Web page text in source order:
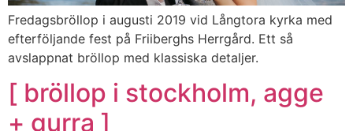
Fredagsbröllop i augusti 2019 vid Långtora kyrka med
efterföljande fest på Friiberghs Herrgård. Ett så
avslappnat bröllop med klassiska detaljer.
[ bröllop i stockholm, agge
+ gurra ]